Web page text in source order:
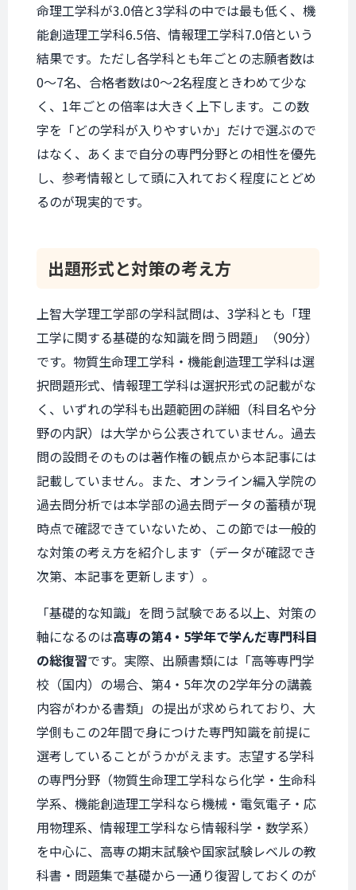
命理工学科が3.0倍と3学科の中では最も低く、機
能創造理工学科6.5倍、情報理工学科7.0倍という
結果です。ただし各学科とも年ごとの志願者数は
0〜7名、合格者数は0〜2名程度ときわめて少な
く、1年ごとの倍率は大きく上下します。この数
字を「どの学科が入りやすいか」だけで選ぶので
はなく、あくまで自分の専門分野との相性を優先
し、参考情報として頭に入れておく程度にとどめ
るのが現実的です。
出題形式と対策の考え方
上智大学理工学部の学科試問は、3学科とも「理
工学に関する基礎的な知識を問う問題」（90分）
です。物質生命理工学科・機能創造理工学科は選
択問題形式、情報理工学科は選択形式の記載がな
く、いずれの学科も出題範囲の詳細（科目名や分
野の内訳）は大学から公表されていません。過去
問の設問そのものは著作権の観点から本記事には
記載していません。また、オンライン編入学院の
過去問分析では本学部の過去問データの蓄積が現
時点で確認できていないため、この節では一般的
な対策の考え方を紹介します（データが確認でき
次第、本記事を更新します）。
「基礎的な知識」を問う試験である以上、対策の
軸になるのは高専の第4・5学年で学んだ専門科目
の総復習です。実際、出願書類には「高等専門学
校（国内）の場合、第4・5年次の2学年分の講義
内容がわかる書類」の提出が求められており、大
学側もこの2年間で身につけた専門知識を前提に
選考していることがうかがえます。志望する学科
の専門分野（物質生命理工学科なら化学・生命科
学系、機能創造理工学科なら機械・電気電子・応
用物理系、情報理工学科なら情報科学・数学系）
を中心に、高専の期末試験や国家試験レベルの教
科書・問題集で基礎から一通り復習しておくのが